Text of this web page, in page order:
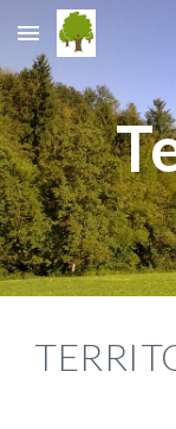
Skip to main content